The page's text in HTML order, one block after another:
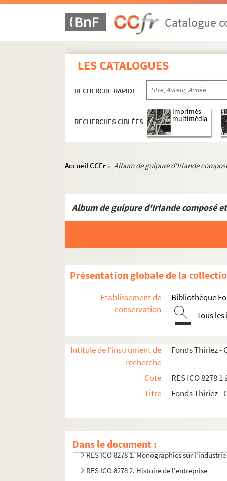
Catalogue
LES CATALOGUES
RECHERCHE RAPIDE
RECHERCHES CIBLÉES
Imprimés
multimédia
Accueil CCFr > Album de guipure d'Irlande
Présentation globale de la
Etablissement de
conservation
Bibliothèque
Tous
Intitulé de l'instrument de
recherche
Fonds Thiriez -
Cote
RES ICO 8278 1
Titre
Fonds Thiriez -
Dans le document :
RES ICO 8278 1. Monographies sur
RES ICO 8278 2. Histoire de l'entreprise